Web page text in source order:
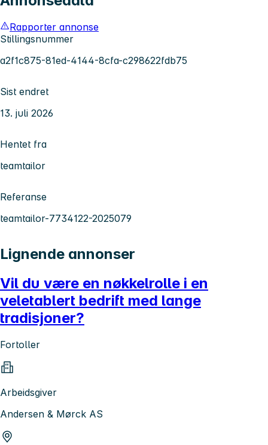
Rapporter annonse
Stillingsnummer
a2f1c875-81ed-4144-8cfa-c298622fdb75
Sist endret
13. juli 2026
Hentet fra
teamtailor
Referanse
teamtailor-7734122-2025079
Lignende annonser
Vil du være en nøkkelrolle i en
veletablert bedrift med lange
tradisjoner?
Fortoller
Arbeidsgiver
Andersen & Mørck AS